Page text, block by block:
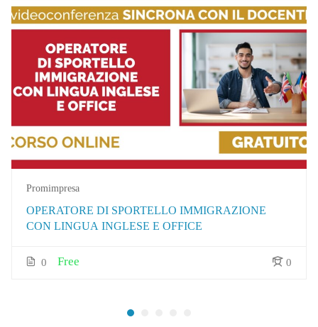
Promimpresa
OPERATORE DI SPORTELLO IMMIGRAZIONE
CON LINGUA INGLESE E OFFICE
0 0
Free